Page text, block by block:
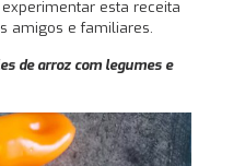
esta receita
amigos e familiares.
de arroz com legumes e